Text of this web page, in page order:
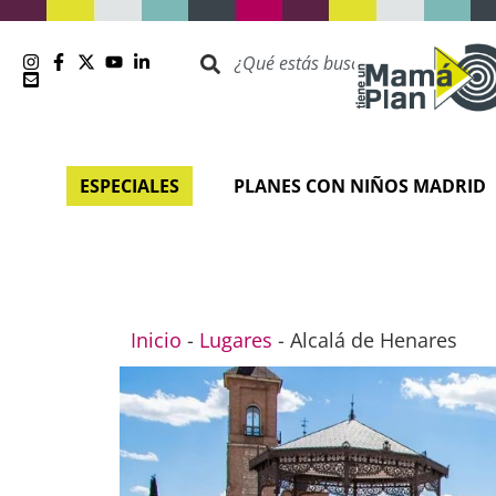
ESPECIALES PLANES CON NIÑOS MADRID
Inicio - Lugares - Alcalá de Henares